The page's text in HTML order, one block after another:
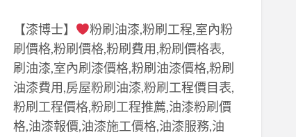
【漆博士】
粉刷油漆,粉刷工程,室內粉
刷價格,粉刷價格,粉刷費用,粉刷價格表,
刷油漆,室內刷漆價格,粉刷油漆價格,粉刷
油漆費用,房屋粉刷油漆,粉刷工程價目表,
粉刷工程價格,粉刷工程推薦,油漆粉刷價
格,油漆報價,油漆施工價格,油漆服務,油